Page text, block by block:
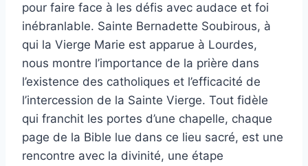
pour faire face à les défis avec audace et foi
inébranlable. Sainte Bernadette Soubirous, à
qui la Vierge Marie est apparue à Lourdes,
nous montre l’importance de la prière dans
l’existence des catholiques et l’efficacité de
l’intercession de la Sainte Vierge. Tout fidèle
qui franchit les portes d’une chapelle, chaque
page de la Bible lue dans ce lieu sacré, est une
rencontre avec la divinité, une étape